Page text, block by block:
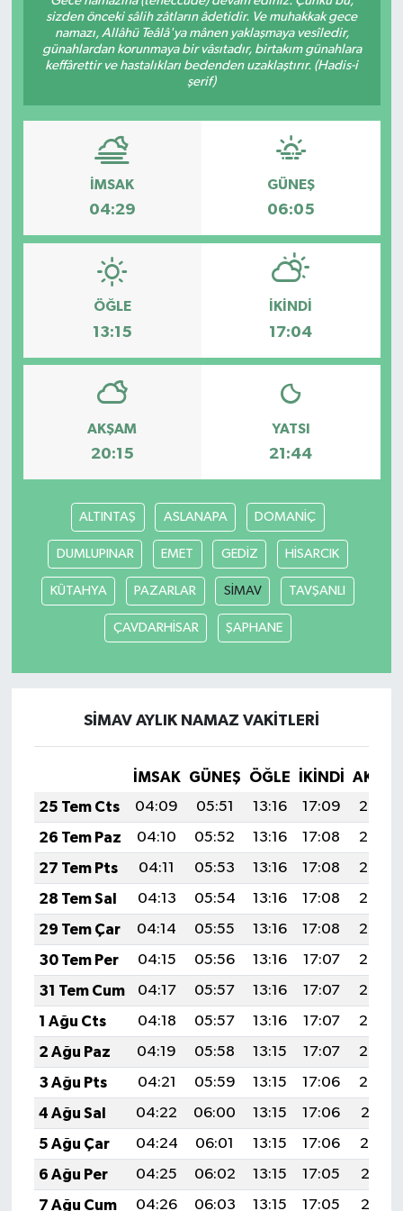
sizden önceki sâlih zâtların âdetidir. Ve muhakkak gece
namazı, Allâhü Teâlâ'ya mânen yaklaşmaya vesîledir,
günahlardan korunmaya bir vâsıtadır, birtakım günahlara
keffârettir ve hastalıkları bedenden uzaklaştırır. (Hadis-i
şerif)
İMSAK
04:29
GÜNEŞ
06:05
ÖĞLE
13:15
İKINDI
17:04
AKŞAM
20:15
YATSI
21:44
ALTINTAŞ ASLANAPA DOMANİÇ
DUMLUPINAR EMET GEDİZ HİSARCIK
KÜTAHYA PAZARLAR SİMAV TAVŞANLI
ÇAVDARHİSAR ŞAPHANE
SİMAV AYLIK NAMAZ VAKITLERI
İMSAK GÜNEŞ ÖĞLE İKINDI
25 Tem Cts
04:09 05:51 13:16 17:09
20:30
26 Tem Paz
04:10 05:52 13:16 17:08
20:29
27 Tem Pts
04:11 05:53 13:16 17:08
20:28
28 Tem Sal
04:13 05:54 13:16 17:08
20:28
29 Tem Çar
04:14 05:55 13:16 17:08
20:27
30 Tem Per
04:15 05:56 13:16 17:07
20:26
31 Tem Cum
04:17 05:57 13:16 17:07
20:25
1 Ağu Cts
04:18 05:57 13:16 17:07
20:24
2 Ağu Paz
04:19 05:58 13:15 17:07
20:23
3 Ağu Pts
04:21 05:59 13:15 17:06
20:22
4 Ağu Sal
04:22 06:00 13:15 17:06
20:21
5 Ağu Çar
04:24 06:01 13:15 17:06
20:19
6 Ağu Per
04:25 06:02 13:15 17:05
20:18
7 Ağu Cum
04:26 06:03 13:15 17:05 20:17